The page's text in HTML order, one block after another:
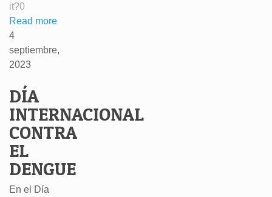
it?0
Read more
4
septiembre,
2023
DÍA
INTERNACIONAL
CONTRA
EL
DENGUE
En el Día